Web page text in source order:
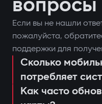
контроль
автомобиля
блокировка
уведомления
поставить или
охраны;
запустить
просмотреть
вопросы
Если вы не нашли
пожалуйста,
поддержки для
Сколько
потребляет
Как часто